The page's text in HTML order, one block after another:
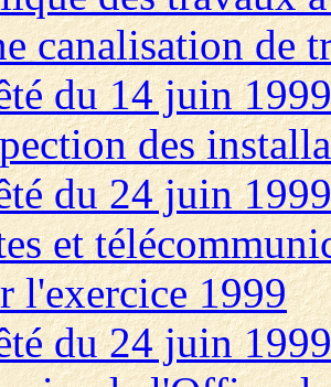
canalisation de
du 14 juin
des
du 24 juin
et
l'exercice 1999
du 24 juin